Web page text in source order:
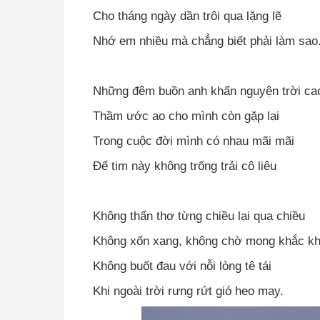
Cho tháng ngày dần trôi qua lặng lẽ
Nhớ em nhiều mà chẳng biết phải làm sao.
Những đêm buồn anh khấn nguyện trời
Thầm ước ao cho mình còn gặp lại
Trong cuộc đời mình có nhau mãi mãi
Để tim này không trống trải cô liêu
Không thẩn thơ từng chiều lại qua chiều
Không xốn xang, không chờ mong khắc
Không buốt đau với nỗi lòng tê tái
Khi ngoài trời rưng rứt gió heo may.